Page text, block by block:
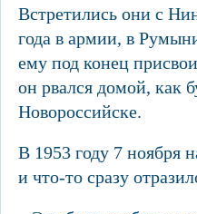
Встретились они с
года в армии, в
ему под конец
он рвался домой, как
Новороссийске.
В 1953 году 7 ноября
и что-то сразу